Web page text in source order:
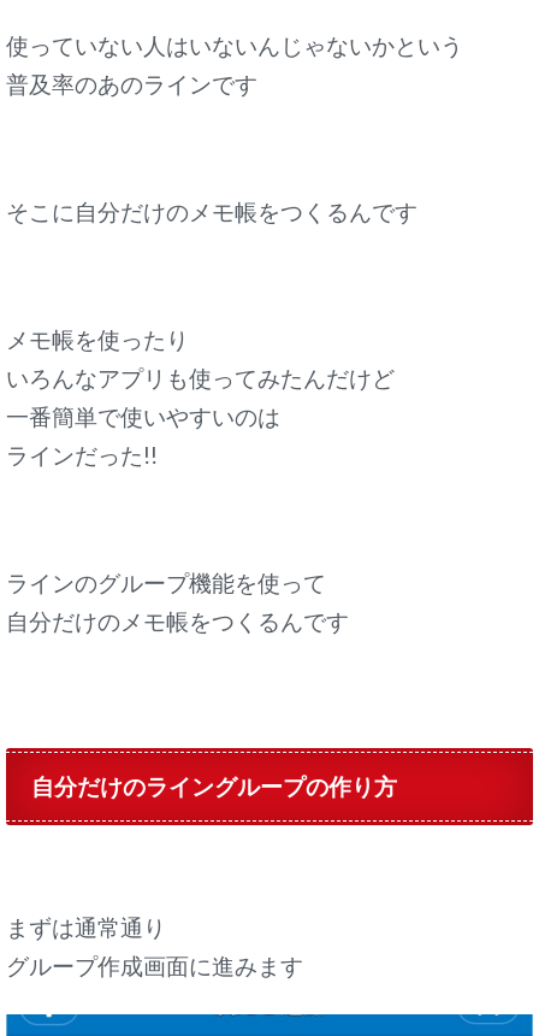
使っていない人はいないんじゃないかという
普及率のあのラインです
そこに自分だけのメモ帳をつくるんです
メモ帳を使ったり
いろんなアプリも使ってみたんだけど
一番簡単で使いやすいのは
ラインだった!!
ラインのグループ機能を使って
自分だけのメモ帳をつくるんです
自分だけのライングループの作り方
まずは通常通り
グループ作成画面に進みます